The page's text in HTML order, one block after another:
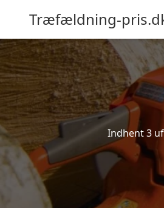
Træfældning-
Indhent 3